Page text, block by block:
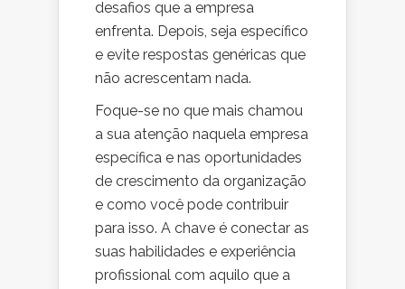
desafios que a empresa
enfrenta. Depois, seja específico
e evite respostas genéricas que
não acrescentam nada.
Foque-se no que mais chamou
a sua atenção naquela empresa
específica e nas oportunidades
de crescimento da organização
e como você pode contribuir
para isso. A chave é conectar as
suas habilidades e experiência
profissional com aquilo que a